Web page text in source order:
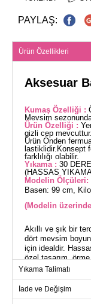
PAYLAŞ:
Ürün Özellikleri
Aksesuar
Kumaş Özelliği :
Mevsim
Ürün Özelliği :
gizli cep
Ürün Önden
lastiklidir.Konsept
farklılığı olabilir.
Yıkama : 30
(HASSAS
Modelin Ölçüleri:
Basen: 99 cm,
(Modelin
Akıllı ve şık bir
dört mevsim
için idealdir.
özel tasarım,
yaka tasarımı ve
fermuarlı olup
detayları ile göz
lastikleri kolaylık
Yıkama Talimatı
İade ve Değişim